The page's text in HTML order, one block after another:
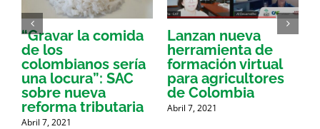
“Gravar la comida
de los
colombianos sería
una locura”: SAC
sobre nueva
reforma tributaria
Abril 7, 2021
Lanzan nueva
herramienta de
formación virtual
para agricultores
de Colombia
Abril 7, 2021